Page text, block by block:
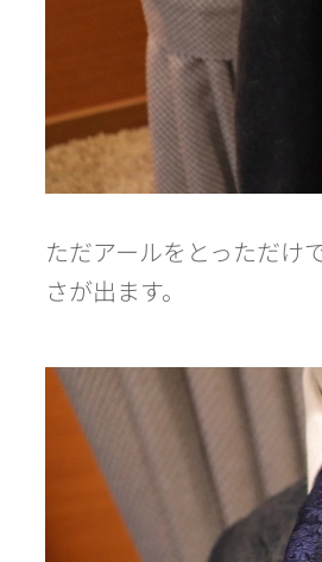
ただアールをとっただけ
さが出ます。